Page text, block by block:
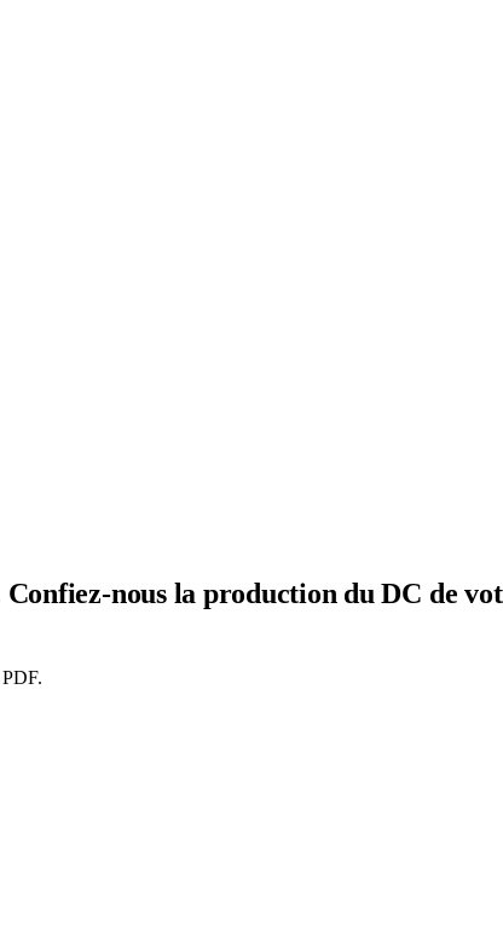
nous la production du DC de